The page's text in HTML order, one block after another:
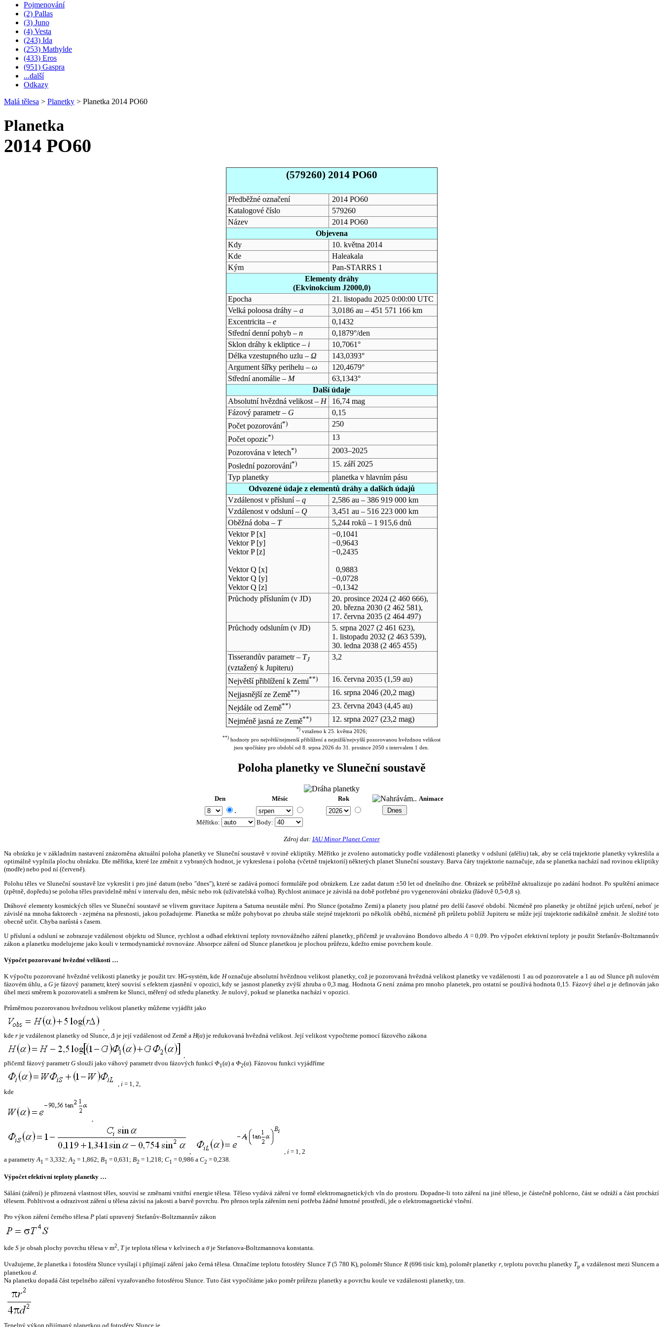
Pojmenování
(2) Pallas
(3) Juno
(4) Vesta
(243) Ida
(253) Mathylde
(433) Eros
(951) Gaspra
...další
Odkazy
Malá tělesa > Planetky > Planetka 2014 PO60
Planetka
2014 PO60
(579260) 2014 PO60
Předběžné označení
2014 PO60
Katalogové číslo
579260
Název
2014 PO60
Objevena
Kdy
10. května 2014
Kde
Haleakala
Kým
Pan-STARRS 1
Elementy dráhy
(Ekvinokcium J2000,0)
Epocha
21. listopadu 2025 0:00:00 UTC
Velká poloosa dráhy – a
3,0186 au – 451 571 166 km
Excentricita – e
0,1432
Střední denní pohyb – n
0,1879°/den
Sklon dráhy k ekliptice – i
10,7061°
Délka vzestupného uzlu – Ω
143,0393°
Argument šířky perihelu – ω
120,4679°
Střední anomálie – M
63,1343°
Další údaje
Absolutní hvězdná velikost – H
16,74 mag
Fázový parametr – G
0,15
Počet pozorování*)
250
Počet opozic*)
13
Pozorována v letech*)
2003–2025
Poslední pozorování*)
15. září 2025
Typ planetky
planetka v hlavním pásu
Odvozené údaje z elementů dráhy a dalších údajů
Vzdálenost v přísluní – q
2,586 au – 386 919 000 km
Vzdálenost v odsluní – Q
3,451 au – 516 223 000 km
Oběžná doba – T
5,244 roků – 1 915,6 dnů
Vektor P [x]
Vektor P [y]
Vektor P [z]
Vektor Q [x]
Vektor Q [y]
Vektor Q [z]
−0,1041
−0,9643
−0,2435
0,9883
−0,0728
−0,1342
Průchody přísluním (v JD) 20. prosince 2024(2 460 666),
20. března 2030(2 462 581),
17. června 2035(2 464 497)
Průchody odsluním (v JD) 5. srpna 2027(2 461 623),
1. listopadu 2032 (2 463 539),
30. ledna 2038(2 465 455)
Tisserandův parametr – TJ
(vztažený k Jupiteru)
3,2
Největší přiblížení k Zemi**) 16. června 2035(1,59 au)
Nejjasnější ze Země**) 16. srpna 2046(20,2 mag)
Nejdále od Země**) 23. června 2043(4,45 au)
Nejméně jasná ze Země**) 12. srpna 2027(23,2 mag)
*)vztaženo k 25. května 2026;
**) hodnoty pro největší/nejmenší přiblížení a nejnižší/nejvyšší pozorovanou hvězdnou velikost
jsou spočítány pro období od 8. srpna 2026 do 31. prosince 2050 s intervalem 1 den.
Poloha planetky ve Sluneční soustavě
Den Měsíc Rok Animace
.
Měřítko: Body:
Zdroj dat: IAU Minor Planet Center
Na obrázku je v základním nastavení znázorněna aktuální poloha planetky ve Sluneční soustavě v rovině ekliptiky. Měřítko je zvoleno automaticky podle vzdálenosti planetky v odsluní (aféliu) tak, aby se celá trajektorie planetky vykreslila a
optimálně vyplnila plochu obrázku. Dle měřítka, které lze změnit z vybraných hodnot, je vykreslena i poloha (včetně trajektorií) některých planet Sluneční soustavy. Barva čáry trajektorie naznačuje, zda se planetka nachází nad rovinou ekliptiky
(modře) nebo pod ní (červeně).
Polohu těles ve Sluneční soustavě lze vykreslit i pro jiné datum (nebo "dnes"), které se zadává pomocí formuláře pod obrázkem. Lze zadat datum ±50 let od dnešního dne. Obrázek se průběžně aktualizuje po zadání hodnot. Po spuštění animace
(zpětně, dopředu) se poloha těles pravidelně mění v intervalu den, měsíc nebo rok (uživatelská volba). Rychlost animace je závislá na době potřebné pro vygenerování obrázku (řádově 0,5-0,8 s).
Dráhové elementy kosmických těles ve Sluneční soustavě se vlivem gravitace Jupitera a Saturna neustále mění. Pro Slunce (potažmo Zemi) a planety jsou platné pro delší časové období. Nicméně pro planetky je obtížné jejich určení, neboť je
závislé na mnoha faktorech - zejména na přesnosti, jakou požadujeme. Planetka se může pohybovat po zhruba stále stejné trajektorii po několik oběhů, nicméně při průletu poblíž Jupiteru se může její trajektorie radikálně změnit. Je složité toto
obecně určit. Chyba narůstá s časem.
U přísluní a odsluní se zobrazuje vzdálenost objektu od Slunce, rychlost a odhad efektivní teploty rovnovážného záření planetky, přičemž je uvažováno Bondovo albedo A = 0,09. Pro výpočet efektivní teploty je použit Stefanův-Boltzmannův
zákon a planetku modelujeme jako kouli v termodynamické rovnováze. Absorpce záření od Slunce planetkou je plochou průřezu, kdežto emise povrchem koule.
Výpočet pozorované hvězdné velikosti …
K výpočtu pozorované hvězdné velikosti planetky je použit tzv. HG-systém, kde Hoznačuje absolutní hvězdnou velikost planetky, což je pozorovaná hvězdná velikost planetky ve vzdálenosti 1 au od pozorovatele a 1 au od Slunce při nulovém
fázovém úhlu, a Gje fázový parametr, který souvisí s efektem zjasnění v opozici, kdy se jasnost planetky zvýší zhruba o 0,3 mag. HodnotaG není známa pro mnoho planetek, pro ostatní se používá hodnota 0,15. Fázový úhelα je definován jako
úhel mezi směrem k pozorovateli a směrem ke Slunci, měřený od středu planetky. Je nulový, pokud se planetka nachází v opozici.
Průměrnou pozorovanou hvězdnou velikost planetky můžeme vyjádřit jako
,
kde r je vzdálenost planetky od Slunce,Δ je její vzdálenost od Země a H(α) je redukovaná hvězdná velikost. Její velikost vypočteme pomocí fázového zákona
,
přičemž fázový parametrG slouží jako váhový parametr dvou fázových funkcí Φ1(α) a Φ2(α). Fázovou funkci vyjádříme
, i = 1, 2,
kde
,
, , i = 1, 2
a parametryA1 = 3,332;A2 = 1,862; B1 = 0,631; B2 = 1,218; C1 = 0,986 a C2 = 0,238.
Výpočet efektivní teploty planetky …
Sálání (záření) je přirozená vlastnost těles, souvisí se změnami vnitřní energie tělesa. Těleso vydává záření ve formě elektromagnetických vln do prostoru. Dopadne-li toto záření na jiné těleso, je částečně pohlceno, část se odráží a část prochází
tělesem. Pohltivost a odrazivost záření u tělesa závisí na jakosti a barvě povrchu. Pro přenos tepla zářením není potřeba žádné hmotné prostředí, jde o elektromagnetické vlnění.
Pro výkon záření černého tělesa P platí upravený Stefanův-Boltzmannův zákon
kde S je obsah plochy povrchu tělesa v m2, Tje teplota tělesa v kelvinech a σje Stefanova-Boltzmannova konstanta.
Uvažujeme, že planetka i fotosféra Slunce vysílají i přijímají záření jako černá tělesa. Označíme teplotu fotosféry Slunce T(5 780 K), poloměr Slunce R(696 tisíc km), poloměr planetky r, teplotu povrchu planetky Tp a vzdálenost mezi Sluncem a
planetkou d.
Na planetku dopadá část tepelného záření vyzařovaného fotosférou Slunce. Tuto část vypočítáme jako poměr průřezu planetky a povrchu koule ve vzdálenosti planetky, tzn.
Tepelný výkon přijímaný planetkou od fotosféry Slunce je